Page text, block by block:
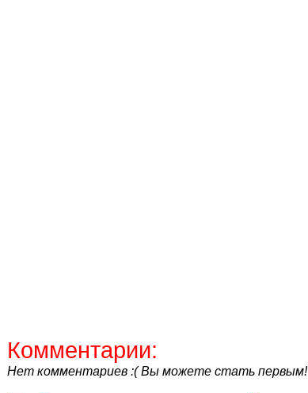
Комментарии:
Нет комментариев :( Вы можете стать первым!